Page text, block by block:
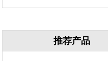
推荐产品